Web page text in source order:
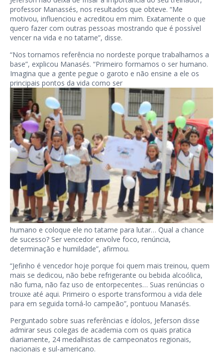
professor Manassés, nos resultados que obteve. “Me
motivou, influenciou e acreditou em mim. Exatamente o que
quero fazer com outras pessoas mostrando que é possível
vencer na vida e no tatame”, disse.
“Nos tornamos referência no nordeste porque trabalhamos a
base”, explicou Manasés. “Primeiro formamos o ser humano.
Imagina que a gente pegue o garoto e não ensine a ele os
principais pontos da vida como ser
humano e coloque ele no tatame para lutar… Qual a chance
de sucesso? Ser vencedor envolve foco, renúncia,
determinação e humildade”, afirmou.
“Jefinho é vencedor hoje porque foi quem mais treinou, quem
mais se dedicou, não bebe refrigerante ou bebida alcoólica,
não fuma, não faz uso de entorpecentes… Suas renúncias o
trouxe até aqui. Primeiro o esporte transformou a vida dele
para em seguida torná-lo campeão”, pontuou Manasés.
Perguntado sobre suas referências e ídolos, Jeferson disse
admirar seus colegas de academia com os quais pratica
diariamente, 24 medalhistas de campeonatos regionais,
nacionais e sul-americano.